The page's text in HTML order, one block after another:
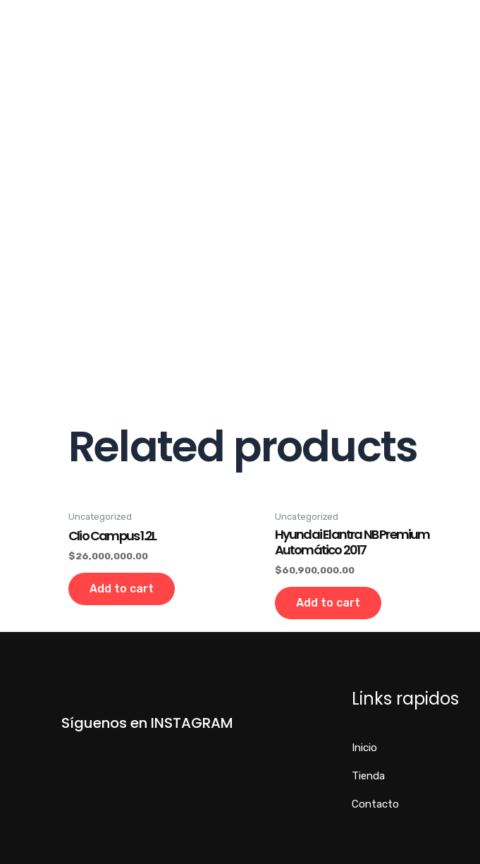
Related products
Uncategorized
Clio Campus 1.2L
$26,000,000.00
Add to cart
Uncategorized
Hyundai Elantra NB Premium
Automático 2017
$60,900,000.00
Add to cart
Síguenos en INSTAGRAM
Links rapidos
Inicio
Tienda
Contacto